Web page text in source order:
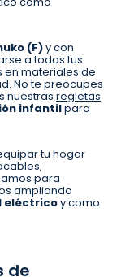
(F)y con
a todas tus
en materiales de
No te preocupes
nuestras regletas
infantilpara
tu hogar
para
ampliando
eléctricoy como
de